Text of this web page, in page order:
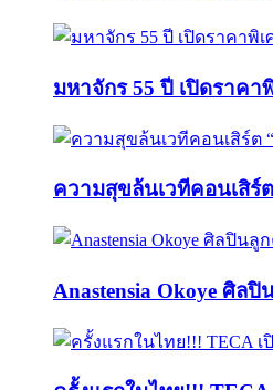
มหาจักร 55 ปี เปิดราคา
ความสุขล้นเวทีคอนเสิร์
Anastensia Okoye ศิล